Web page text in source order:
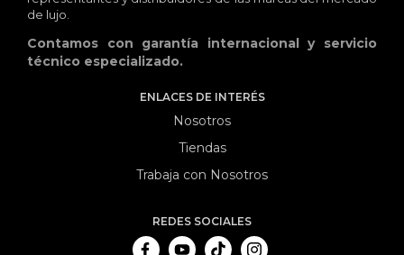
de lujo.
Contamos con garantía internacional y servicio
técnico especializado.
ENLACES DE INTERÉS
Nosotros
Tiendas
Trabaja con Nosotros
REDES SOCIALES